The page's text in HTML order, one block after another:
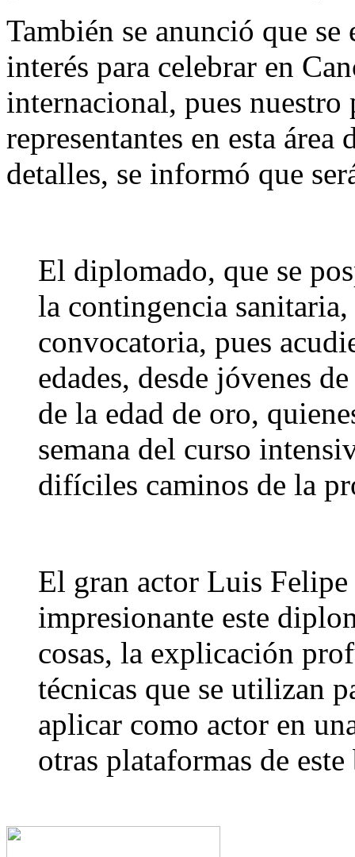
También se anunció que
interés para celebrar en
internacional, pues nuestro
representantes en esta área
detalles, se informó que
El diplomado, que se
la contingencia
convocatoria, pues
edades, desde jóvenes
de la edad de oro,
semana del curso
difíciles caminos de la
El gran actor Luis
impresionante este
cosas, la explicación
técnicas que se utilizan
aplicar como actor en
otras plataformas de